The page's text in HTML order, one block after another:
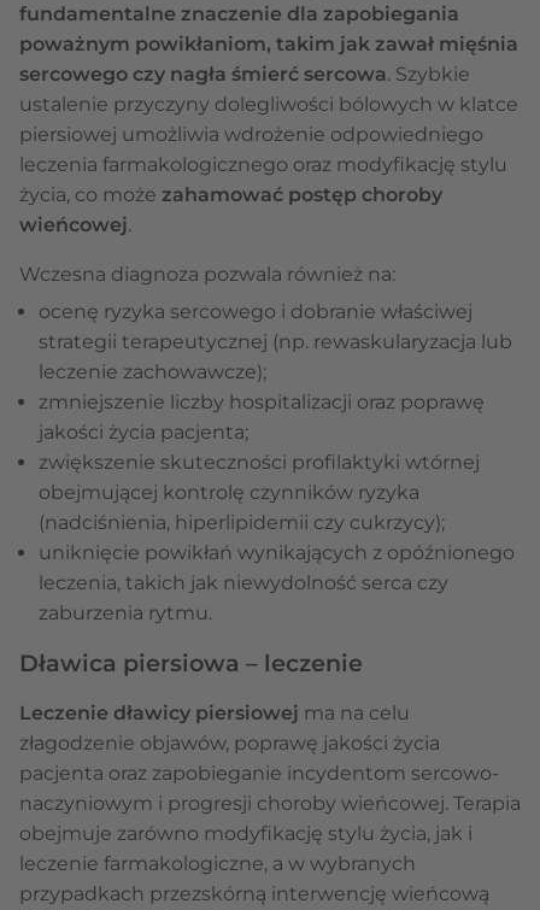
fundamentalne znaczenie dla zapobiegania
poważnym powikłaniom, takim jak zawał mięśnia
sercowego czy nagła śmierć sercowa. Szybkie
ustalenie przyczyny dolegliwości bólowych w klatce
piersiowej umożliwia wdrożenie odpowiedniego
leczenia farmakologicznego oraz modyfikację stylu
życia, co może zahamować postęp choroby
wieńcowej.
Wczesna diagnoza pozwala również na:
ocenę ryzyka sercowego i dobranie właściwej
strategii terapeutycznej (np. rewaskularyzacja lub
leczenie zachowawcze);
zmniejszenie liczby hospitalizacji oraz poprawę
jakości życia pacjenta;
zwiększenie skuteczności profilaktyki wtórnej
obejmującej kontrolę czynników ryzyka
(nadciśnienia, hiperlipidemii czy cukrzycy);
uniknięcie powikłań wynikających z opóźnionego
leczenia, takich jak niewydolność serca czy
zaburzenia rytmu.
Dławica piersiowa – leczenie
Leczenie dławicy piersiowej ma na celu
złagodzenie objawów, poprawę jakości życia
pacjenta oraz zapobieganie incydentom sercowo-
naczyniowym i progresji choroby wieńcowej. Terapia
obejmuje zarówno modyfikację stylu życia, jak i
leczenie farmakologiczne, a w wybranych
przypadkach przezskórną interwencję wieńcową